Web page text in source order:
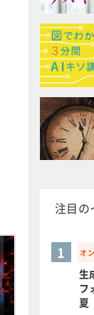
注目の
オ
1
生
フ
夏